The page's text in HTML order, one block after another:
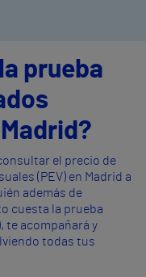
prueba
el precio de
(PEV) en Madrid a
además de
cuesta la prueba
te acompañará y
todas tus